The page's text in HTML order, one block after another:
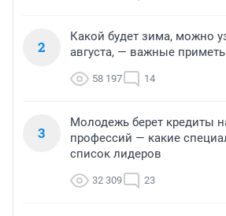
2
Какой будет зима, можно
августа, — важные
58 197 14
3
Молодежь берет кредиты
профессий — какие
список лидеров
32 309 23